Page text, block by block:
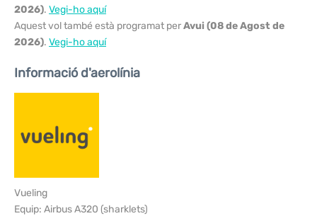
2026). Vegi-ho aquí
Aquest vol també està programat perAvui (08 de Agost de
2026). Vegi-ho aquí
Informació d'aerolínia
Vueling
Equip: Airbus A320 (sharklets)